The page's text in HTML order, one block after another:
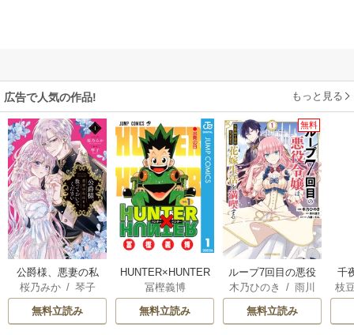
広告で人気の作品! もっと見る
公爵様、悪妻の私
はもう放っておい
てください
桜乃みか/ 琴子
無料立読み
HUNTER×HUNTER
モノクロ版
冨樫義博
無料立読み
無料
ループ7回目の悪役
令嬢は、元敵国で
自由気ままな花嫁
生活を満喫する
木乃ひのき /雨川
透子/八美☆わん
無料立読み
千
国
枝